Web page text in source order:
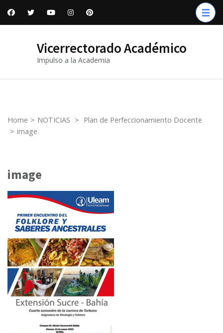
Skip
Vicerrectorado Académico
Impulso a la Academia
Home > NOTICIAS > Plan de Perfeccionamiento Docente
> image
image